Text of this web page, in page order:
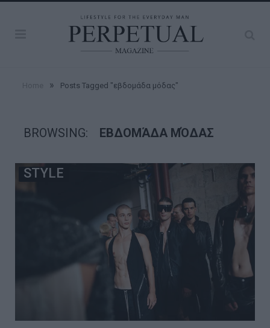
» Posts Tagged "εβδομάδα μόδας"
BROWSING: ΕΒΔΟΜΆΔΑ ΜΌΔΑΣ
STYLE